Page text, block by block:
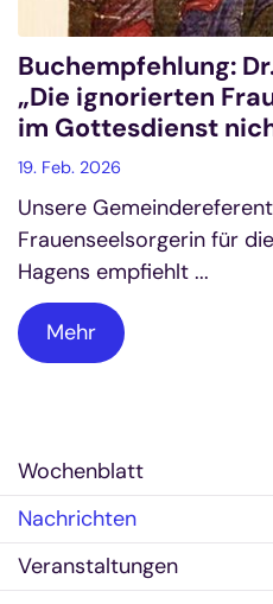
Buchempfehlung:
„Die ignorierten
im Gottesdienst
19. Feb. 2026
Unsere
Frauenseelsorgerin für
Hagens empfiehlt ...
Mehr
Wochenblatt
Nachrichten
Veranstaltungen